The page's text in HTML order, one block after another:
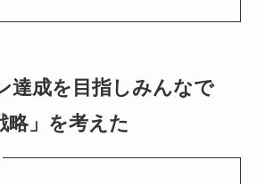
達成を目指しみんなで
略」を考えた